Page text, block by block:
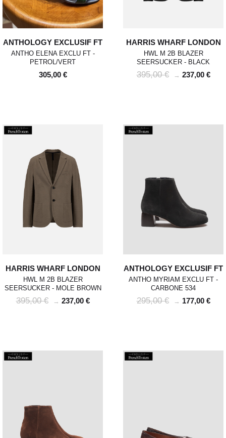
ANTHOLOGY EXCLUSIF FT
ANTHO ELENA EXCLU FT -
PETROL/VERT
305,00 €
HARRIS WHARF LONDON
HWL M 2B BLAZER
SEERSUCKER - BLACK
395,00 € → 237,00 €
HARRIS WHARF LONDON
HWL M 2B BLAZER
SEERSUCKER - MOLE BROWN
395,00 € → 237,00 €
ANTHOLOGY EXCLUSIF FT
ANTHO MYRIAM EXCLU FT -
CARBONE 534
295,00 € → 177,00 €